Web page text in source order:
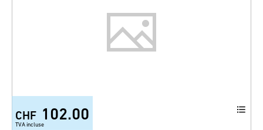
CHF 102.00
TVA incluse